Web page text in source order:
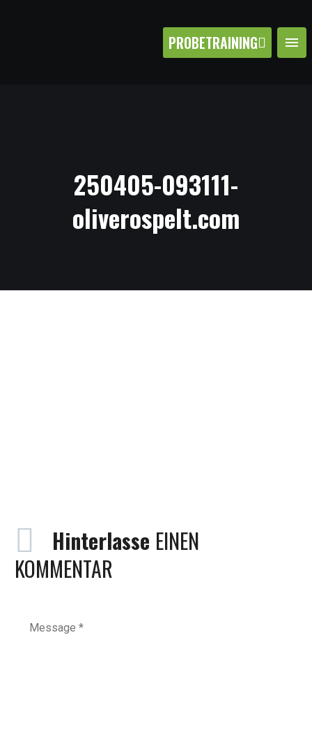
PROBETRAINING
250405-093111-
oliverospelt.com
Hinterlasse EINEN
KOMMENTAR